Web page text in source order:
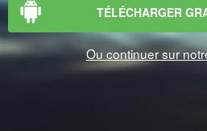
TÉLÉCHARGER
Ou continuer sur